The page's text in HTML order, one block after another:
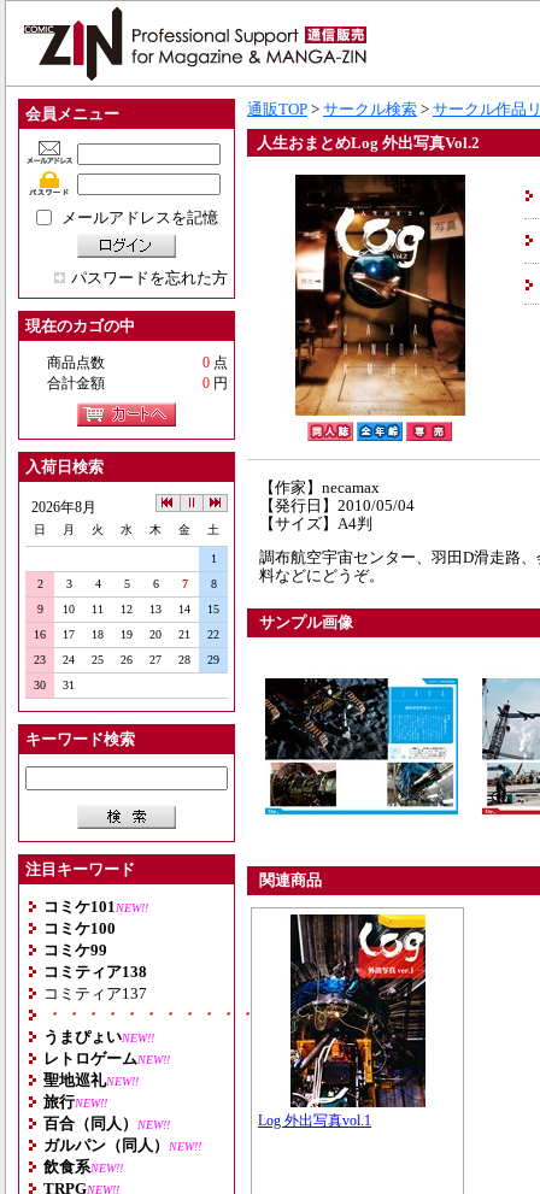
会員メニュー
メールアドレスを記憶
パスワードを忘れた方
現在のカゴの中
商品点数 0 点
合計金額
0 円
入荷日検索
2026年8月
日 月 火 水 木 金 土
1
2
3 4 5 6 7
8
9
10 11 12 13 14
15
16
17 18 19 20 21
22
23
24 25 26 27 28
29
30
31
キーワード検索
注目キーワード
コミケ101 NEW!!
コミケ100
コミケ99
コミティア138
コミティア137
・・・・・・・・・・・・・・・・・・・
うまぴょいNEW!!
レトロゲームNEW!!
聖地巡礼NEW!!
旅行NEW!!
百合（同人） NEW!!
ガルパン（同人） NEW!!
飲食系NEW!!
TRPGNEW!!
通販TOP > サークル検索 > サークル作品
人生おまとめLog 外出写真Vol.2
【作家】necamax
【発行日】2010/05/04
【サイズ】A4判
調布航空宇宙センター、羽田D滑走路
料などにどうぞ。
サンプル画像
関連商品
Log 外出写真vol.1